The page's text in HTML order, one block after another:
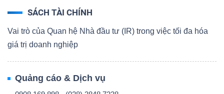
SÁCH TÀI CHÍNH
Vai trò của Quan hệ Nhà đầu tư (IR) trong việc tối đa hóa
giá trị doanh nghiệp
Quảng cáo & Dịch vụ